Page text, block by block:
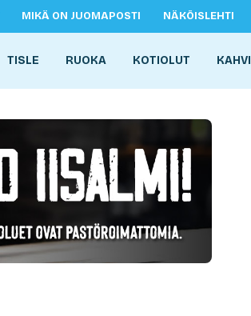
MIKÄ ON JUOMAPOSTI NÄKÖISLEHTI
TISLE RUOKA KOTIOLUT KAHVI